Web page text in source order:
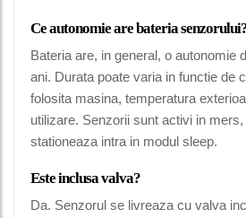
Ce autonomie are bateria
Bateria are, in general, o autonomie
ani. Durata poate varia in functie de
folosita masina, temperatura
utilizare. Senzorii sunt activi in
stationeaza intra in modul sleep.
Este inclusa valva?
Da. Senzorul se livreaza cu valva